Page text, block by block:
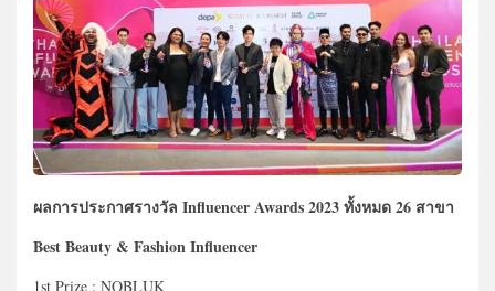
ผลการประกาศรางวัล Influencer Awards 2023 ทั้งหมด 26 สาขา
Best Beauty & Fashion Influencer
1st Prize : NOBLUK